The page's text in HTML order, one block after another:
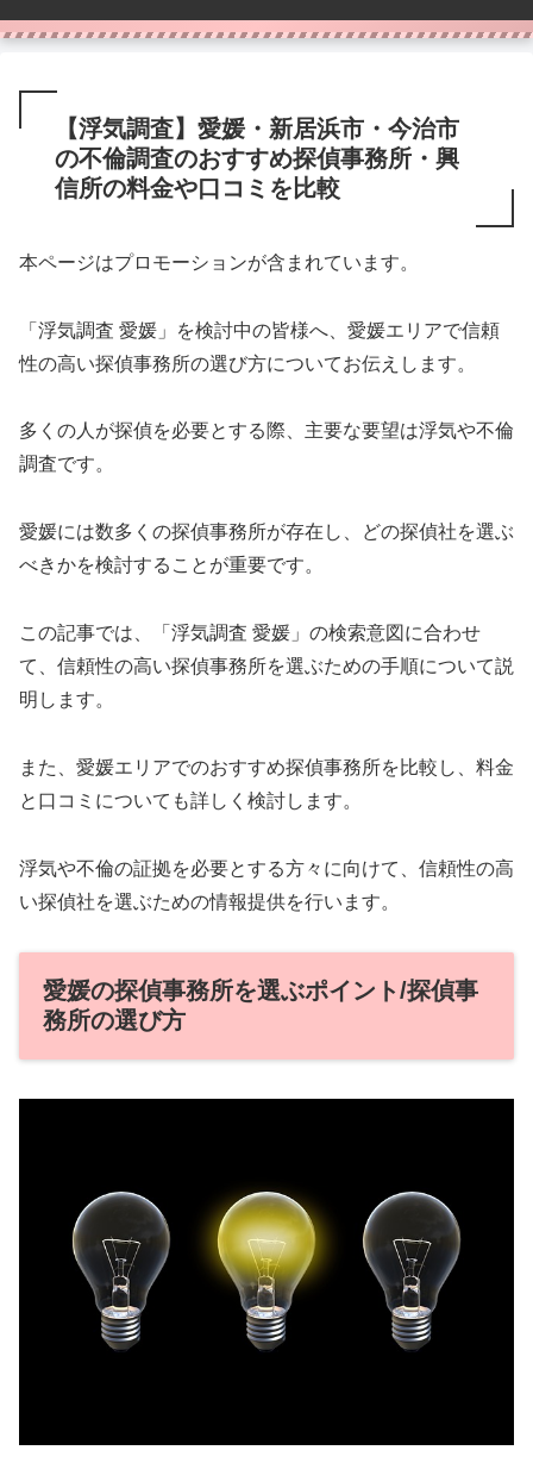
【浮気調査】愛媛・新居浜市・今治市
の不倫調査のおすすめ探偵事務所・興
信所の料金や口コミを比較
本ページはプロモーションが含まれています。
「浮気調査 愛媛」を検討中の皆様へ、愛媛エリアで信頼
性の高い探偵事務所の選び方についてお伝えします。
多くの人が探偵を必要とする際、主要な要望は浮気や不倫
調査です。
愛媛には数多くの探偵事務所が存在し、どの探偵社を選ぶ
べきかを検討することが重要です。
この記事では、「浮気調査 愛媛」の検索意図に合わせ
て、信頼性の高い探偵事務所を選ぶための手順について説
明します。
また、愛媛エリアでのおすすめ探偵事務所を比較し、料金
と口コミについても詳しく検討します。
浮気や不倫の証拠を必要とする方々に向けて、信頼性の高
い探偵社を選ぶための情報提供を行います。
愛媛の探偵事務所を選ぶポイント/探偵事
務所の選び方